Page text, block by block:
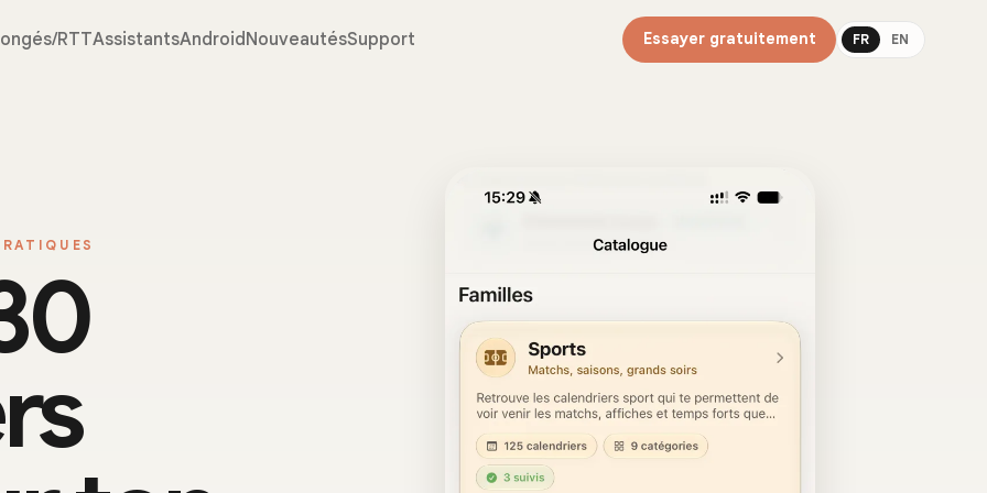
RTTAssistantsAndroidNouveautésSupport Essayer gratuitement FR EN